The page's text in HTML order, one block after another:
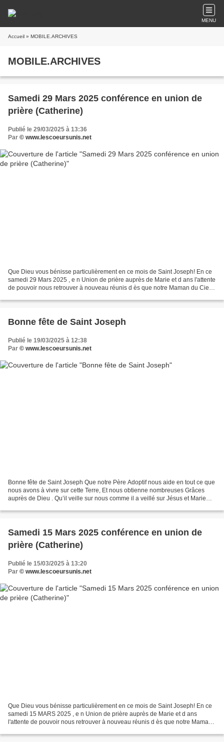
MENU
Accueil » MOBILE.ARCHIVES
MOBILE.ARCHIVES
Samedi 29 Mars 2025 conférence en union de
prière (Catherine)
Publié le 29/03/2025 à 13:36
Par © www.lescoeursunis.net
Que Dieu vous bénisse particulièrement en ce mois de Saint Joseph! En ce
samedi 29 Mars 2025 , e n Union de prière auprès de Marie et d ans l'attente
de pouvoir nous retrouver à nouveau réunis d ès que notre Maman du Ciel
Bonne fête de Saint Joseph
Publié le 19/03/2025 à 12:38
Par © www.lescoeursunis.net
Bonne fête de Saint Joseph Que notre Père Adoptif nous aide en tout ce que
nous avons à vivre sur cette Terre, Et nous obtienne nombreuses Grâces
auprès de Dieu . Qu’il veille sur nous comme il a veillé sur Jésus et Marie
Samedi 15 Mars 2025 conférence en union de
prière (Catherine)
Publié le 15/03/2025 à 13:20
Par © www.lescoeursunis.net
Que Dieu vous bénisse particulièrement en ce mois de Saint Joseph! En ce
samedi 15 MARS 2025 , e n Union de prière auprès de Marie et d ans
l'attente de pouvoir nous retrouver à nouveau réunis d ès que notre Maman